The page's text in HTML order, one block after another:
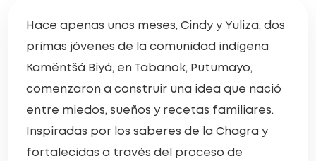
Hace apenas unos meses, Cindy y Yuliza, dos
primas jóvenes de la comunidad indígena
Kamëntšá Biyá, en Tabanok, Putumayo,
comenzaron a construir una idea que nació
entre miedos, sueños y recetas familiares.
Inspiradas por los saberes de la Chagra y
fortalecidas a través del proceso de